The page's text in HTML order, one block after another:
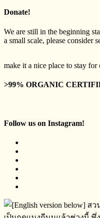
Donate!
We are still in the beginning
a small scale, please consider
make it a nice place to stay for
>99% ORGANIC
Follow us on Instagram!